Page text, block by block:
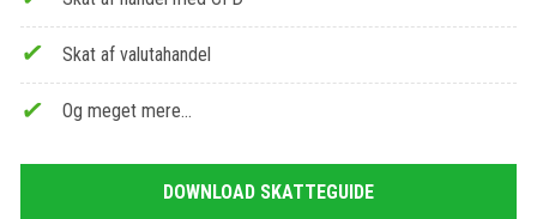
Skat af valutahandel
Og meget mere…
DOWNLOAD SKATTEGUIDE